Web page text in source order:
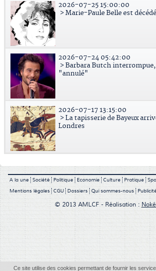
2026-07-25 15:00:00
> Marie-Paule Belle est
2026-07-24 05:42:00
> Barbara Butch
"annulé"
2026-07-17 13:15:00
> La tapisserie de Bayeux
Londres
A la une Société Politique Economie Culture Pratique
Mentions légales CGU Dossiers Qui sommes-nous
© 2013 AMLCF - Réalisation :
Ce site utilise des cookies permettant de fournir les